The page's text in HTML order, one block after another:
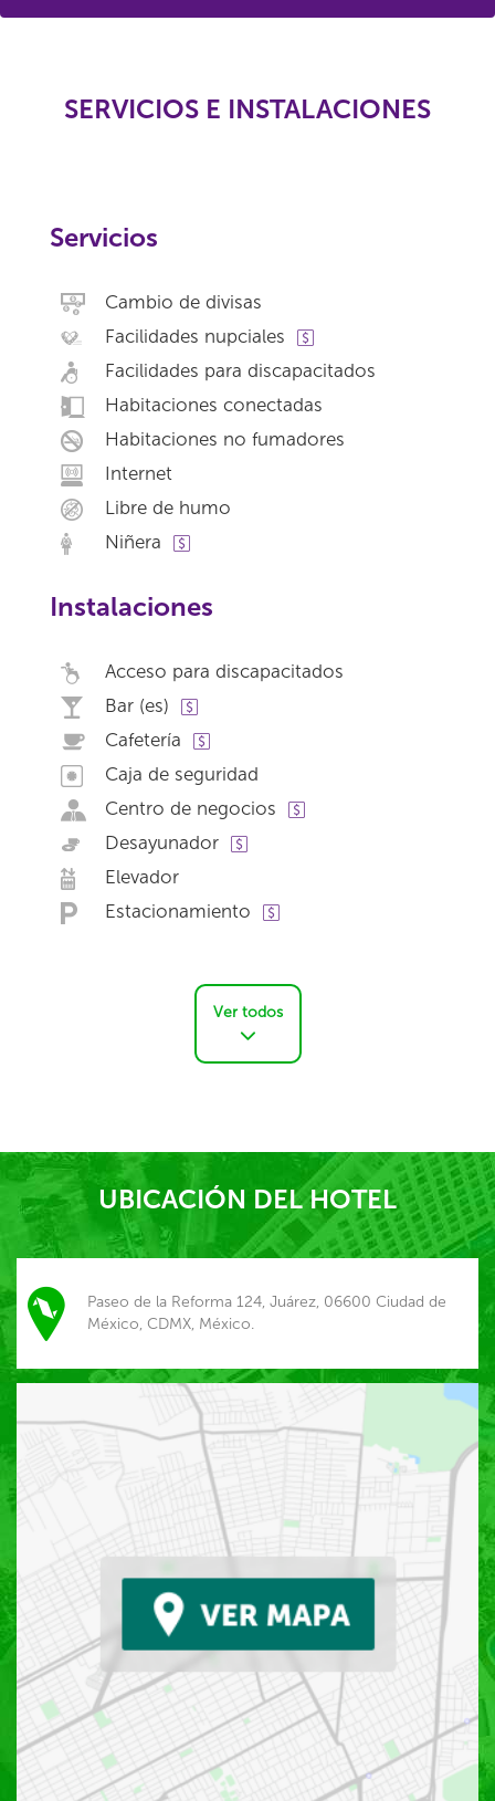
SERVICIOS E INSTALACIONES
Servicios
Cambio de divisas
Facilidades nupciales
Facilidades para discapacitados
Habitaciones conectadas
Habitaciones no fumadores
Internet
Libre de humo
Niñera
Instalaciones
Acceso para discapacitados
Bar (es)
Cafetería
Caja de seguridad
Centro de negocios
Desayunador
Elevador
Estacionamiento
Ver todos
UBICACIÓN DEL HOTEL
Paseo de la Reforma 124, Juárez, 06600 Ciudad de
México, CDMX, México.